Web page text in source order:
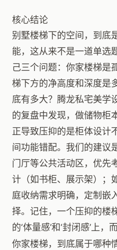
核心结论
别墅楼梯下的空间，到底
能，这从来不是一道单选
己三个问题：你家楼梯是
梯下方的净高度和深度是
底有多大？腾龙私宅美学
的复盘中发现，做储物柜
正导致压抑的是柜体设计
间功能错配。我们的建议
门厅等公共活动区，优先
计（如书柜、展示架）；
庭收纳需求明确，定制嵌
择。记住，一个压抑的楼
的‘体量感’和‘封闭感’上，
你家楼梯，到底属于哪种